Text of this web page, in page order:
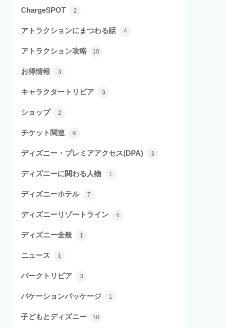
ChargeSPOT 2
アトラクションにまつわる話 4
アトラクション攻略 10
お得情報 3
キャラクタートリビア 3
ショップ 2
チケット関連 9
ディズニー・プレミアアクセス(DPA) 3
ディズニーに関わる人物 1
ディズニーホテル 7
ディズニーリゾートライン 6
ディズニー全般 1
ニュース 1
パークトリビア 3
バケーションパッケージ 1
子どもとディズニー 18